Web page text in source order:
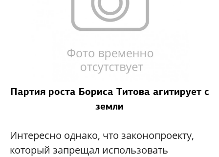
Партия роста Бориса Титова агитирует с
земли
Интересно однако, что законопроекту,
который запрещал использовать